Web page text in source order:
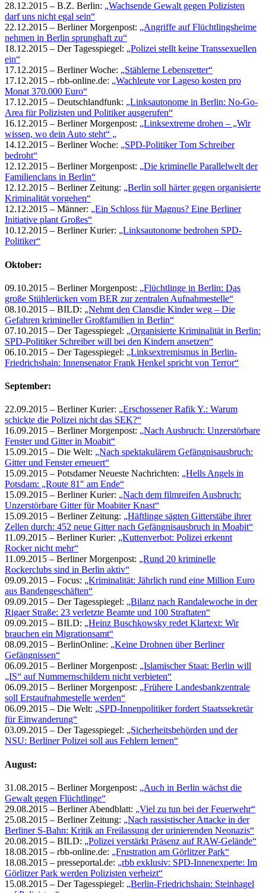
28.12.2015 – B.Z. Berlin: „Wachsende Gewalt gegen Polizisten
darf uns nicht egal sein“
22.12.2015 – Berliner Morgenpost: „Angriffe auf Flüchtlingsheime
nehmen in Berlin sprunghaft zu“
18.12.2015 – Der Tagesspiegel: „Polizei stellt keine Transsexuellen
ein“
17.12.2015 – Berliner Woche: „Stählerne Lebensretter“
17.12.2015 – rbb-online.de: „Wachleute vor Lageso kosten pro
Monat 370.000 Euro“
17.12.2015 – Deutschlandfunk: „Linksautonome in Berlin: No-Go-
Area für Polizisten und Politiker ausgerufen“
16.12.2015 – Berliner Morgenpost: „Linksextreme drohen – „Wir
wissen, wo dein Auto steht“ „
14.12.2015 – Berliner Woche: „SPD-Politiker Tom Schreiber
bedroht“
12.12.2015 – Berliner Morgenpost: „Die kriminelle Parallelwelt der
Familienclans in Berlin“
12.12.2015 – Berliner Zeitung: „Berlin soll härter gegen organisierte
Kriminalität vorgehen“
12.12.2015 – Männer: „Ein Schloss für Magnus? Eine Berliner
Initiative plant Großes“
10.12.2015 – Berliner Kurier: „Linksautonome bedrohen SPD-
Politiker“
Oktober:
09.10.2015 – Berliner Morgenpost: „Flüchtlinge in Berlin: Das
große Stühlerücken vom BER zur zentralen Aufnahmestelle“
08.10.2015 – BILD: „Nehmt den Clansdie Kinder weg – Die
Gefahren krimineller Großfamilien in Berlin“
07.10.2015 – Der Tagesspiegel: „Organisierte Kriminalität in Berlin:
SPD-Politiker Schreiber will bei den Kindern ansetzen“
06.10.2015 – Der Tagesspiegel: „Linksextremismus in Berlin-
Friedrichshain: Innensenator Frank Henkel spricht von Terror“
September:
22.09.2015 – Berliner Kurier: „Erschossener Rafik Y.: Warum
schickte die Polizei nicht das SEK?“
16.09.2015 – Berliner Morgenpost: „Nach Ausbruch: Unzerstörbare
Fenster und Gitter in Moabit“
15.09.2015 – Die Welt: „Nach spektakulärem Gefängnisausbruch:
Gitter und Fenster erneuert“
15.09.2015 – Potsdamer Neueste Nachrichten: „Hells Angels in
Potsdam: „Route 81″ am Ende“
15.09.2015 – Berliner Kurier: „Nach dem filmreifen Ausbruch:
Unzerstörbare Gitter für Moabiter Knast“
15.09.2015 – Berliner Zeitung: „Häftlinge sägten Gitterstäbe ihrer
Zellen durch: 452 neue Gitter nach Gefängnisausbruch in Moabit“
11.09.2015 – Berliner Kurier: „Kuttenverbot: Polizei erkennt
Rocker nicht mehr“
11.09.2015 – Berliner Morgenpost: „Rund 20 kriminelle
Rockerclubs sind in Berlin aktiv“
09.09.2015 – Focus: „Kriminalität: Jährlich rund eine Million Euro
aus Bandengeschäften“
09.09.2015 – Der Tagesspiegel: „Bilanz nach Randalewoche in der
Rigaer Straße: 23 verletzte Beamte und 100 Straftaten“
09.09.2015 – BILD: „Heinz Buschkowsky redet Klartext: Wir
brauchen ein Migrationsamt“
08.09.2015 – BerlinOnline: „Keine Drohnen über Berliner
Gefängnissen“
06.09.2015 – Berliner Morgenpost: „Islamischer Staat: Berlin will
„IS“ auf Nummernschildern nicht verbieten“
06.09.2015 – Berliner Morgenpost: „Frühere Landesbankzentrale
soll Erstaufnahmestelle werden“
06.09.2015 – Die Welt: „SPD-Innenpolitiker fordert Staatssekretär
für Einwanderung“
03.09.2015 – Der Tagesspiegel: „Sicherheitsbehörden und der
NSU: Berliner Polizei soll aus Fehlern lernen“
August:
31.08.2015 – Berliner Morgenpost: „Auch in Berlin wächst die
Gewalt gegen Flüchtlinge“
29.08.2015 – Berliner Abendblatt: „Viel zu tun bei der Feuerwehr“
25.08.2015 – Berliner Zeitung: „Nach rassistischer Attacke in der
Berliner S-Bahn: Kritik an Freilassung der urinierenden Neonazis“
20.08.2015 – BILD: „Polizei verstärkt Präsenz auf RAW-Gelände“
18.08.2015 – rbb-online.de: „Frustration am Görlitzer Park“
18.08.2015 – presseportal.de: „rbb exklusiv: SPD-Innenexperte: Im
Görlitzer Park werden Polizisten verheizt“
15.08.2015 – Der Tagesspiegel: „Berlin-Friedrichshain: Steinhagel